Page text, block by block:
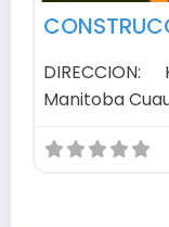
Manitoba